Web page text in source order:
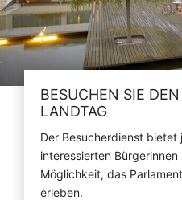
BESUCHEN SIE
LANDTAG
Der Besucherdienst
interessierten
Möglichkeit, das
erleben.